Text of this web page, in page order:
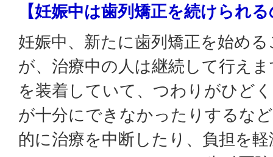
【妊娠中は歯列矯正を続けられ
妊娠中、新たに歯列矯正を始め
が、治療中の人は継続して行え
を装着していて、つわりがひど
が十分にできなかったりするな
的に治療を中断したり、負担を